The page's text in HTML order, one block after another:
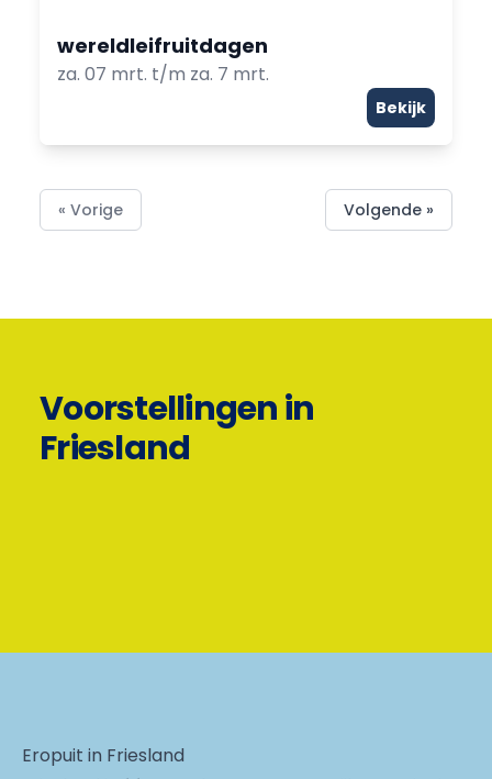
wereldleifruitdagen
za. 07 mrt. t/m za. 7 mrt.
Bekijk
« Vorige Volgende »
Voorstellingen in
Friesland
Eropuit in Friesland